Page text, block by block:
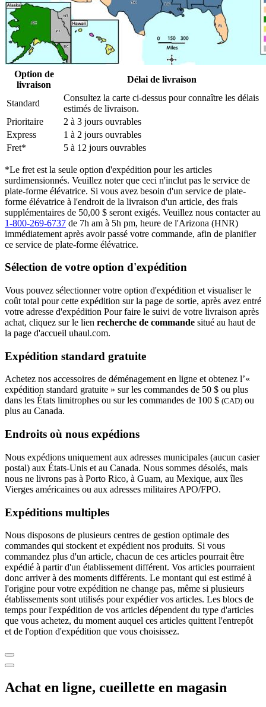
Option de
livraison
Délai de livraison
Standard
Consultez la carte ci-dessus pour connaître les délais
estimés de livraison.
Prioritaire
2 à 3 jours ouvrables
Express
1 à 2 jours ouvrables
Fret*
5 à 12 jours ouvrables
*Le fret est la seule option d'expédition pour les articles
surdimensionnés. Veuillez noter que ceci n'inclut pas le service de
plate-forme élévatrice. Si vous avez besoin d'un service de plate-
forme élévatrice à l'endroit de la livraison d'un article, des frais
supplémentaires de 50,00 $ seront exigés. Veuillez nous contacter au
1-800-269-6737 de 7h am à 5h pm, heure de l'Arizona (HNR)
immédiatement après avoir passé votre commande, afin de planifier
ce service de plate-forme élévatrice.
Sélection de votre option d'expédition
Vous pouvez sélectionner votre option d'expédition et visualiser le
coût total pour cette expédition sur la page de sortie, après avez entré
votre adresse d'expédition Pour faire le suivi de votre livraison après
achat, cliquez sur le lien recherche de commande situé au haut de
la page d'accueil uhaul.com.
Expédition standard gratuite
Achetez nos accessoires de déménagement en ligne et obtenez l’«
expédition standard gratuite » sur les commandes de 50 $ ou plus
dans les États limitrophes ou sur les commandes de 100 $ (CAD) ou
plus au Canada.
Endroits où nous expédions
Nous expédions uniquement aux adresses municipales (aucun casier
postal) aux États-Unis et au Canada. Nous sommes désolés, mais
nous ne livrons pas à Porto Rico, à Guam, au Mexique, aux îles
Vierges américaines ou aux adresses militaires APO/FPO.
Expéditions multiples
Nous disposons de plusieurs centres de gestion optimale des
commandes qui stockent et expédient nos produits. Si vous
commandez plus d'un article, chacun de ces articles pourrait être
expédié à partir d'un établissement différent. Vos articles pourraient
donc arriver à des moments différents. Le montant qui est estimé à
l'origine pour votre expédition ne change pas, même si plusieurs
établissements sont utilisés pour expédier vos articles. Les blocs de
temps pour l'expédition de vos articles dépendent du type d'articles
que vous achetez, du moment auquel ces articles quittent l'entrepôt
et de l'option d'expédition que vous choisissez.
Achat en ligne, cueillette en magasin